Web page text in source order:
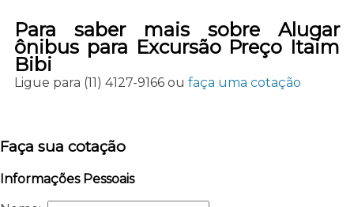
Para saber mais sobre Alugar
ônibus para Excursão Preço Itaim
Bibi
Ligue para (11) 4127-9166ou faça uma cotação
Faça sua cotação
Informações Pessoais